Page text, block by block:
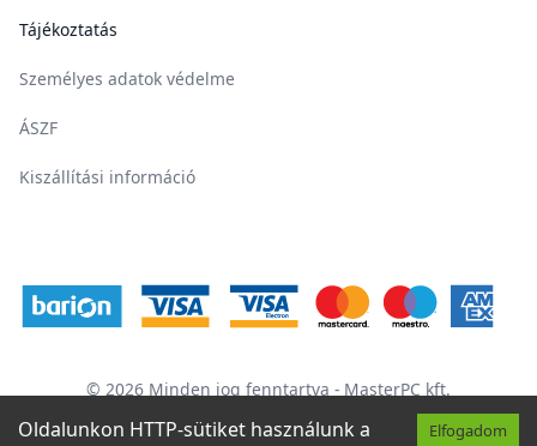
Oldalunkon HTTP-sütiket használunk a
Elfogadom
Tájékoztatás
Személyes adatok védelme
ÁSZF
Kiszállítási információ
© 2026 Minden jog fenntartva - MasterPC kft.
Switch to English